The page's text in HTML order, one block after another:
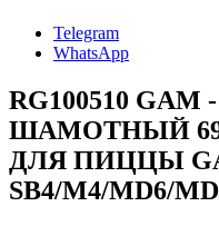
Telegram
WhatsApp
RG100510
ШАМОТНЫЙ
ДЛЯ ПИЦЦЫ
SB4/M4/MD6/